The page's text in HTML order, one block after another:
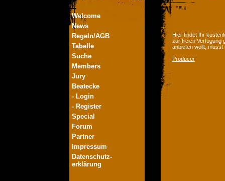
Welcome
News
Regeln/AGB
Tabelle
Suche
Members
Jury
Beatecke
- Login
- Register
Special
Forum
Partner
Impressum
Datenschutz-
erklärung
Hier findet Ihr
zur freien Verfügung
anbieten wollt,
Producer